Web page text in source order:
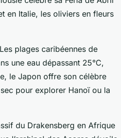
en Italie, les oliviers en fleurs
plages caribéennes de
une eau dépassant 25°C,
le Japon offre son célèbre
pour explorer Hanoï ou la
du Drakensberg en Afrique